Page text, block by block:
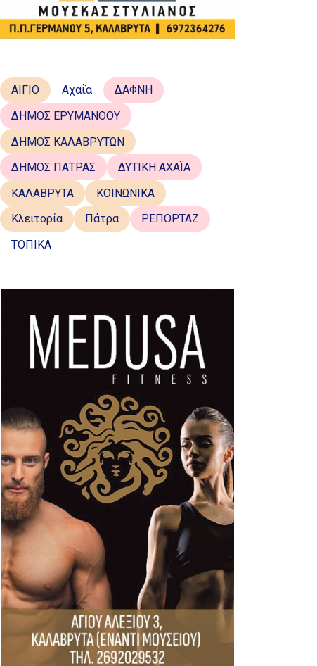
ΑΙΓΙΟ Αχαΐα
ΔΑΦΝΗ
ΔΗΜΟΣ ΕΡΥΜΑΝΘΟΥ
ΔΗΜΟΣ ΚΑΛΑΒΡΥΤΩΝ
ΔΗΜΟΣ ΠΑΤΡΑΣ
ΔΥΤΙΚΗ ΑΧΑΪΑ
ΚΑΛΑΒΡΥΤΑ
ΚΟΙΝΩΝΙΚΑ
Κλειτορία
Πάτρα
ΡΕΠΟΡΤΑΖ
ΤΟΠΙΚΑ